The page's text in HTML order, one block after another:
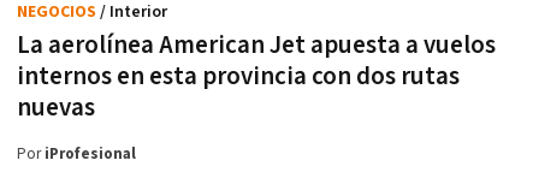
La aerolínea American Jet apuesta a vuelos
internos en esta provincia con dos rutas
nuevas
NEGOCIOS / Interior
PoriProfesional